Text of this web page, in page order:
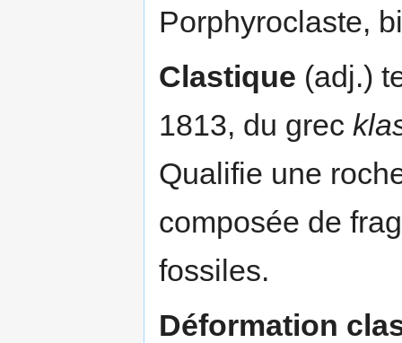
Porphyroclaste,
Clastique (adj.)
1813, du grec
Qualifie une
composée de
fossiles.
Déformation